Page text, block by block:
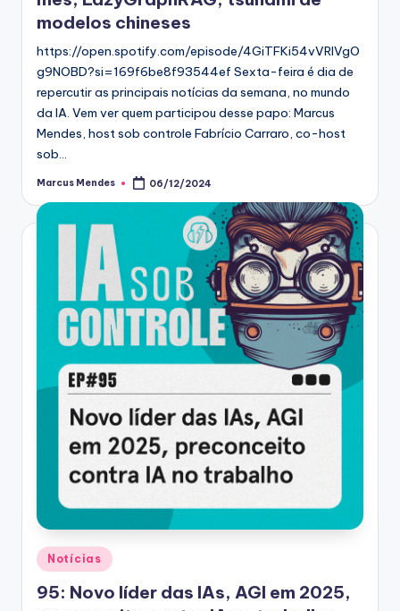
modelos chineses
https://open.spotify.com/episode/4GiTFKi54vVRIVgO
g9NOBD?si=169f6be8f93544ef Sexta-feira é dia de
repercutir as principais notícias da semana, no mundo
da IA. Vem ver quem participou desse papo: Marcus
Mendes, host sob controle Fabrício Carraro, co-host
sob…
Posted
Marcus Mendes 06/12/2024
Posted
in
Notícias
95: Novo líder das IAs, AGI em 2025,